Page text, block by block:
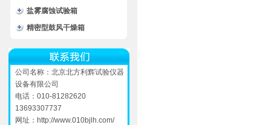
盐雾腐蚀试验箱
精密型鼓风干燥箱
公司名称：北京北方利辉试验仪器
设备有限公司
电话：010-81282620
13693307737
网址： http://www.010bjlh.com/